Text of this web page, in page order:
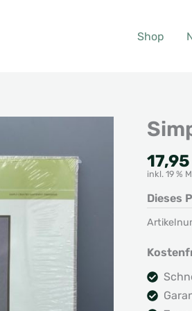
Shop
17,95
inkl. 19 %
Dieses